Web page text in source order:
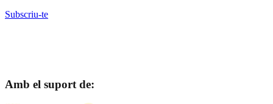
Subscriu-te
Amb el suport de: